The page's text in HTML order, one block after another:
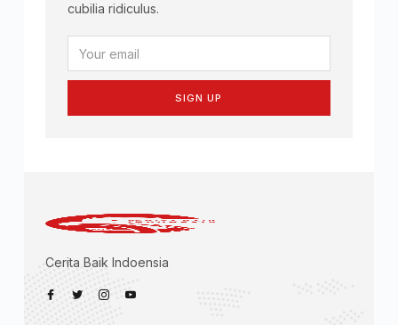
cubilia ridiculus.
SIGN UP
Cerita Baik Indoensia